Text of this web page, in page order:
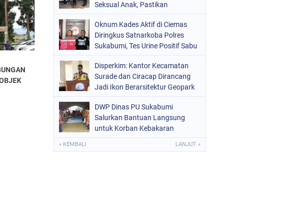
Seksual Anak, Pastikan
Oknum Kades Aktif di Ciemas
Diringkus Satnarkoba Polres
Sukabumi, Tes Urine Positif Sabu
Disperkim: Kantor Kecamatan
Surade dan Ciracap Dirancang
Jadi Ikon Berarsitektur Geopark
DWP Dinas PU Sukabumi
Salurkan Bantuan Langsung
untuk Korban Kebakaran
« KEMBALI LANJUT »